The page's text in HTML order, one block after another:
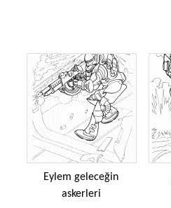
Eylem geleceğin
askerleri